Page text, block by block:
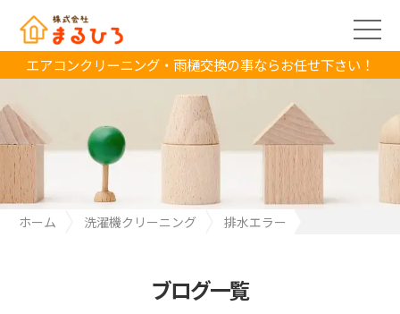
エアコンクリーニング・雨樋交換の事ならお任せ下さい！
ホーム 洗濯機クリーニング
排水エラー
ブログ一覧